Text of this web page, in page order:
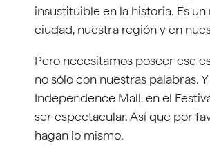
insustituible en la historia. Es
ciudad, nuestra región y en
Pero necesitamos poseer ese
no sólo con nuestras palabras.
Independence Mall, en el
ser espectacular. Así que por
hagan lo mismo.